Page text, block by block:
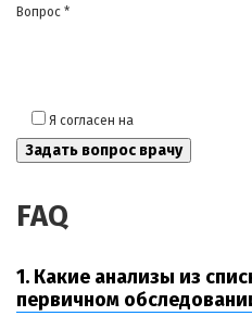
Вопрос *
Я согласен на
FAQ
1. Какие анализы из
первичном